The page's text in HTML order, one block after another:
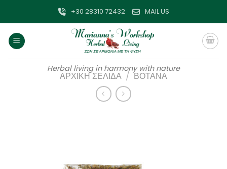
περιεχόμενο
+30 28310 72432 MAIL US
Herbal living in harmony with nature
ΑΡΧΙΚΉ ΣΕΛΊΔΑ / ΒΌΤΑΝΑ